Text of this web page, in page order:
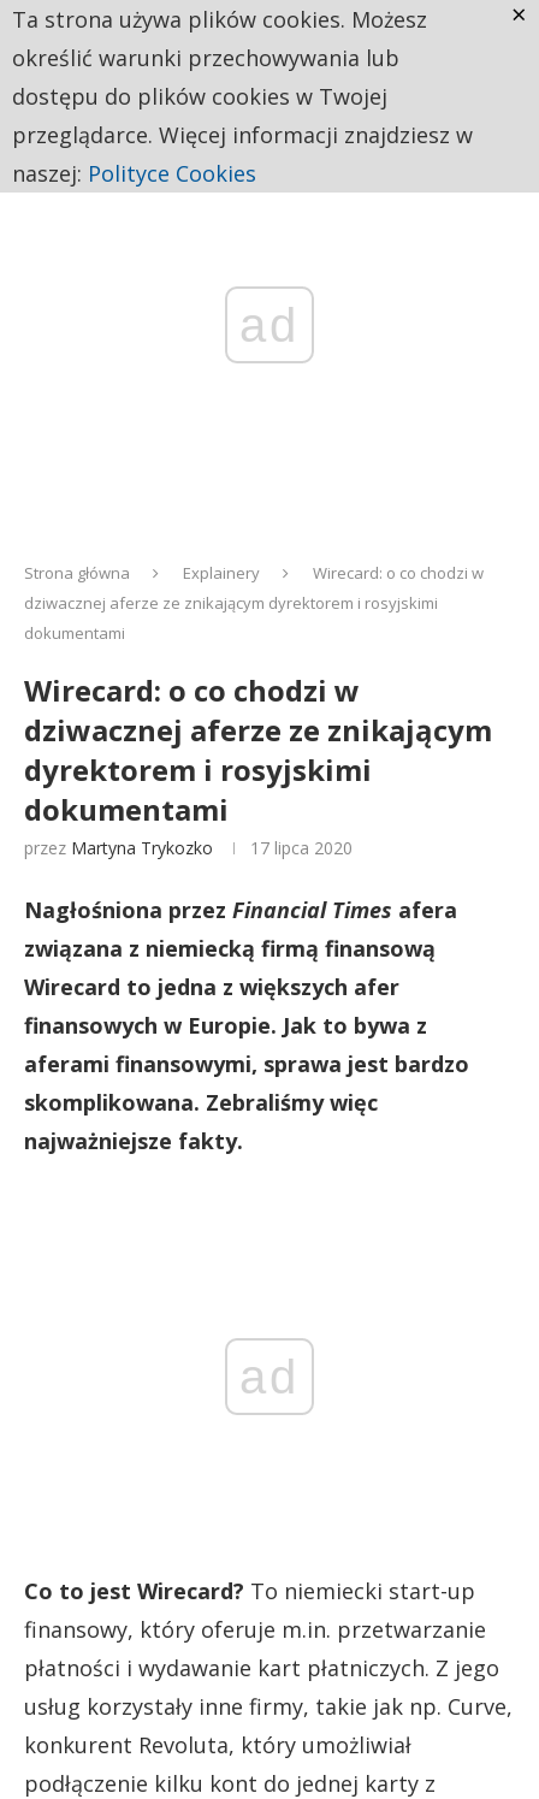
ad
Strona główna Explainery
Wirecard: o co chodzi w
dziwacznej aferze ze znikającym dyrektorem i rosyjskimi
dokumentami
Wirecard: o co chodzi w
dziwacznej aferze ze znikającym
dyrektorem i rosyjskimi
dokumentami
przez Martyna Trykozko 17 lipca 2020
Nagłośniona przez Financial Times afera
związana z niemiecką firmą finansową
Wirecard to jedna z większych afer
finansowych w Europie. Jak to bywa z
aferami finansowymi, sprawa jest bardzo
skomplikowana. Zebraliśmy więc
najważniejsze fakty.
ad
Co to jest Wirecard? To niemiecki start-up
finansowy, który oferuje m.in. przetwarzanie
płatności i wydawanie kart płatniczych. Z jego
usług korzystały inne firmy, takie jak np. Curve,
konkurent Revoluta, który umożliwiał
podłączenie kilku kont do jednej karty z
Ta strona używa plików cookies. Możesz
określić warunki przechowywania lub
dostępu do plików cookies w Twojej
przeglądarce. Więcej informacji znajdziesz w
naszej: Polityce Cookies
×